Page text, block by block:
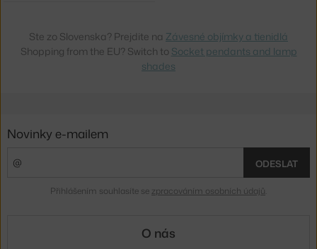
Ste zo Slovenska? Prejdite na Závesné objímky a tienidlá
Shopping from the EU? Switch to Socket pendants and lamp
shades
Novinky e-mailem
ODESLAT
Přihlášením souhlasíte se zpracováním osobních údajů
O nás